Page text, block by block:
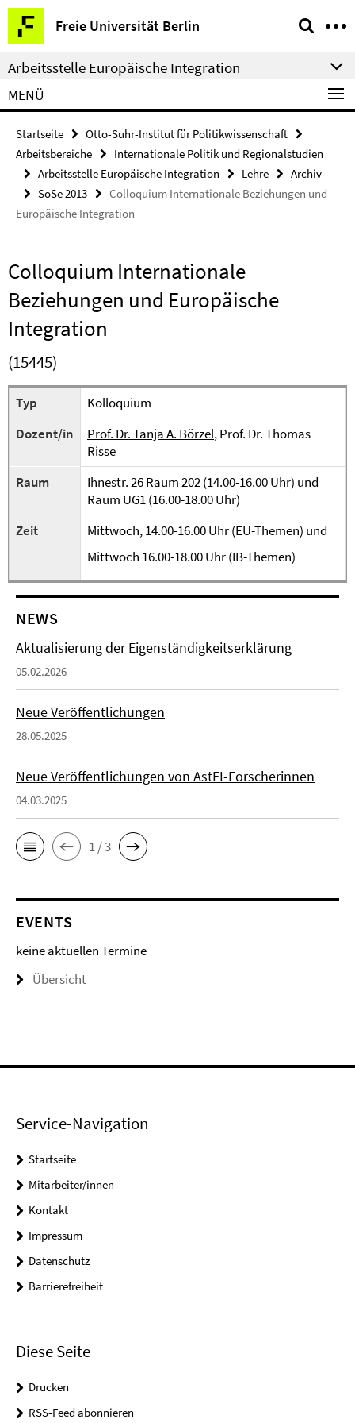
Springe
direkt
zu
Inhalt
Freie Universität Berlin
Service-
Navigation
Arbeitsstelle Europäische Integration
MENÜ
Startseite
Otto-Suhr-Institut für Politikwissenschaft
Arbeitsbereiche
Internationale Politik und Regionalstudien
Arbeitsstelle Europäische Integration
Lehre
Archiv
SoSe 2013
Colloquium Internationale Beziehungen und
Europäische Integration
Colloquium Internationale
Beziehungen und Europäische
Integration
(15445)
Typ
Kolloquium
Dozent/in
Prof. Dr. Tanja A. Börzel, Prof. Dr. Thomas
Risse
Raum
Ihnestr. 26 Raum 202 (14.00-16.00 Uhr) und
Raum UG1 (16.00-18.00 Uhr)
Zeit
Mittwoch, 14.00-16.00 Uhr (EU-Themen) und
Mittwoch 16.00-18.00 Uhr (IB-Themen)
NEWS
Aktualisierung der Eigenständigkeitserklärung
05.02.2026
Neue Veröffentlichungen
28.05.2025
Neue Veröffentlichungen von AstEI-Forscherinnen
04.03.2025
1 / 3
EVENTS
keine aktuellen Termine
Übersicht
Service-Navigation
Startseite
Mitarbeiter/innen
Kontakt
Impressum
Datenschutz
Barrierefreiheit
Diese Seite
Drucken
RSS-Feed abonnieren